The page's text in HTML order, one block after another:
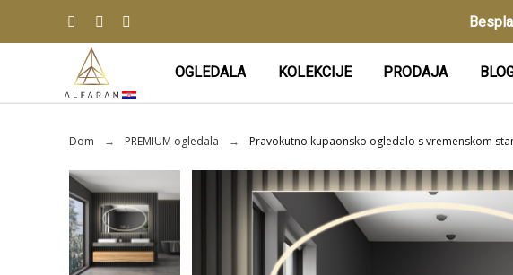
OGLEDALA KOLEKCIJE PRODAJA
Dom PREMIUM ogledala Pravokutno kupaonsko ogledalo s vremenskom